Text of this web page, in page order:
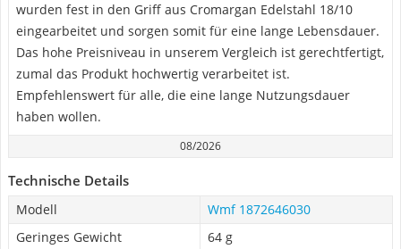
wurden fest in den Griff aus Cromargan Edelstahl 18/10
eingearbeitet und sorgen somit für eine lange Lebensdauer.
Das hohe Preisniveau in unserem Vergleich ist gerechtfertigt,
zumal das Produkt hochwertig verarbeitet ist.
Empfehlenswert für alle, die eine lange Nutzungsdauer
haben wollen.
08/2026
Technische Details
Modell
Wmf 1872646030
Geringes Gewicht
64 g